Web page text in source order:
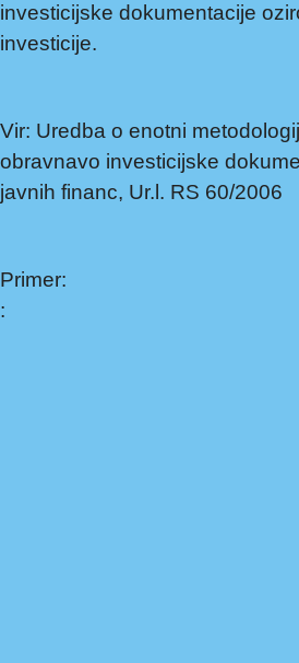
investicijske dokumentacije
investicije.
Vir: Uredba o enotni
obravnavo investicijske
javnih financ, Ur.l. RS 60/2006
Primer:
: